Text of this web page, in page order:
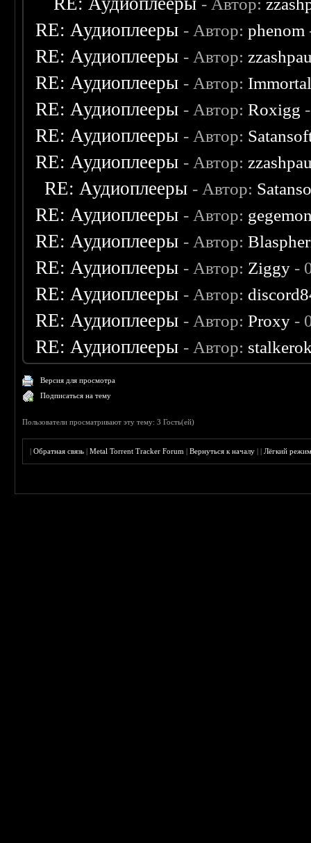
- Автор:
RE: Аудиоплееры - Автор:phenom
RE: Аудиоплееры - Автор:
RE: Аудиоплееры - Автор:
RE: Аудиоплееры - Автор:Roxigg
RE: Аудиоплееры - Автор:
RE: Аудиоплееры - Автор:
RE: Аудиоплееры - Автор:
RE: Аудиоплееры - Автор:
RE: Аудиоплееры - Автор:
RE: Аудиоплееры - Автор: Ziggy -
RE: Аудиоплееры - Автор:
RE: Аудиоплееры - Автор:Proxy -
RE: Аудиоплееры - Автор:
Версия для просмотра
Подписаться на тему
Пользователи просматривают эту тему: 3 Гость(ей)
|Обратная связь |Metal Torrent Tracker Forum |Вернуться к началу ||Лёгкий